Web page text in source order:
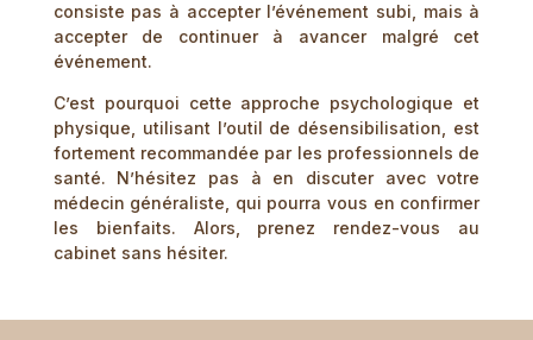
consiste pas à accepter l’événement subi, mais à
accepter de continuer à avancer malgré cet
événement.
C’est pourquoi cette approche psychologique et
physique, utilisant l’outil de désensibilisation, est
fortement recommandée par les professionnels de
santé. N’hésitez pas à en discuter avec votre
médecin généraliste, qui pourra vous en confirmer
les bienfaits. Alors, prenez rendez-vous au
cabinet sans hésiter.